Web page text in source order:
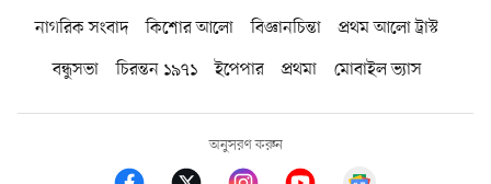
নাগরিক সংবাদ কিশোর আলো বিজ্ঞানচিন্তা
প্রথম আলো ট্রাস্ট
বন্ধুসভা
চিরন্তন ১৯৭১ ইপেপার প্রথমা মোবাইল ভ্যাস
অনুসরণ করুন